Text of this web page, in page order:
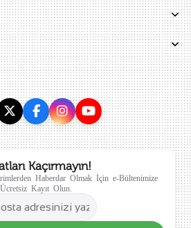
Kaçırmayın!
Haberdar Olmak İçin e-Bültenimize
Ücretsiz Kayıt Olun.